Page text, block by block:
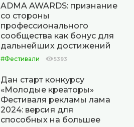
ADMA AWARDS: признание
со стороны
профессионального
сообщества как бонус для
дальнейших достижений
#Фестивали 5393
Дан старт конкурсу
«Молодые креаторы»
Фестиваля рекламы лама
2024: версия для
способных на большее